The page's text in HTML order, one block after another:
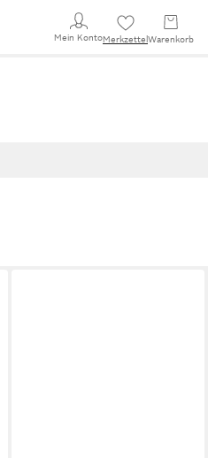
Mein KontoMerkzettel Warenkorb